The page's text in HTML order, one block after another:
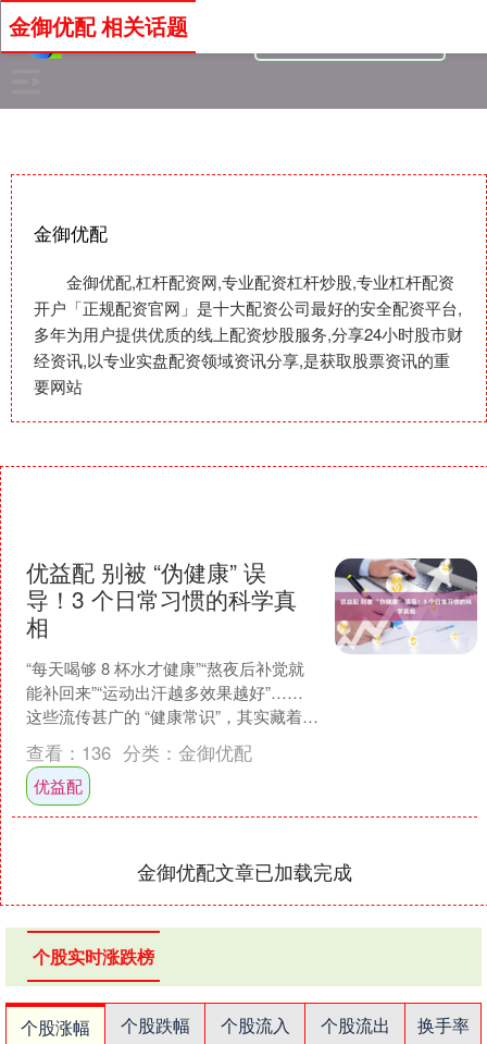
金御优配
金御优配,杠杆配资网,专业配资杠杆炒股,专业杠杆配资
开户「正规配资官网」是十大配资公司最好的安全配资平台,
多年为用户提供优质的线上配资炒股服务,分享24小时股市财
经资讯,以专业实盘配资领域资讯分享,是获取股票资讯的重
要网站
金御优配 相关话题
优益配 别被 “伪健康” 误
导！3 个日常习惯的科学真
相
“每天喝够 8 杯水才健康”“熬夜后补觉就
能补回来”“运动出汗越多效果越好”……
这些流传甚广的 “健康常识”，其实藏着不
少误区。真正的健康管理无需复杂流
程，只....
查看： 136 分类： 金御优配
优益配
金御优配文章已加载完成
个股实时涨跌榜
个股涨幅 个股跌幅 个股流入 个股流出
换手率